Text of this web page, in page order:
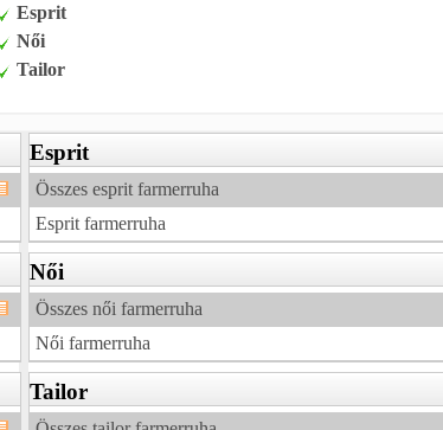
Esprit
Női
Tailor
Esprit
Összes esprit farmerruha
Esprit farmerruha
Női
Összes női farmerruha
Női farmerruha
Tailor